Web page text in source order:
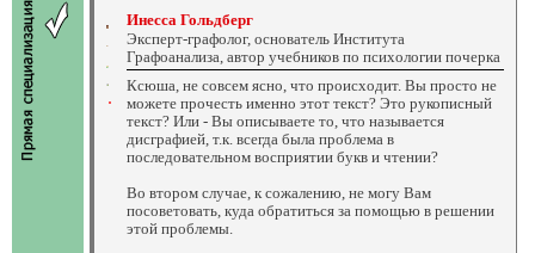
Инесса Гольдберг
Эксперт-графолог, основатель Института
Графоанализа, автор учебников по психологии почерка
Ксюша, не совсем ясно, что происходит. Вы просто не
можете прочесть именно этот текст? Это рукописный
текст? Или - Вы описываете то, что называется
дисграфией, т.к. всегда была проблема в
последовательном восприятии букв и чтении?
Во втором случае, к сожалению, не могу Вам
посоветовать, куда обратиться за помощью в решении
этой проблемы.